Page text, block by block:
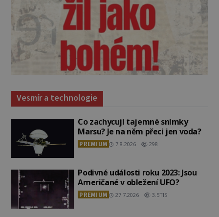
Vesmír a technologie
Co zachycují tajemné snímky
Marsu? Je na něm přeci jen voda?
PREMIUM 7.8.2026 298
Podivné události roku 2023: Jsou
Američané v obležení UFO?
PREMIUM 27.7.2026 3.5TIS